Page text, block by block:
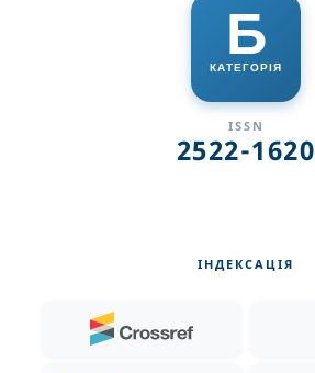
Б
КАТЕГОРІЯ
ISSN
2522-1620
ІНДЕКСАЦІЯ